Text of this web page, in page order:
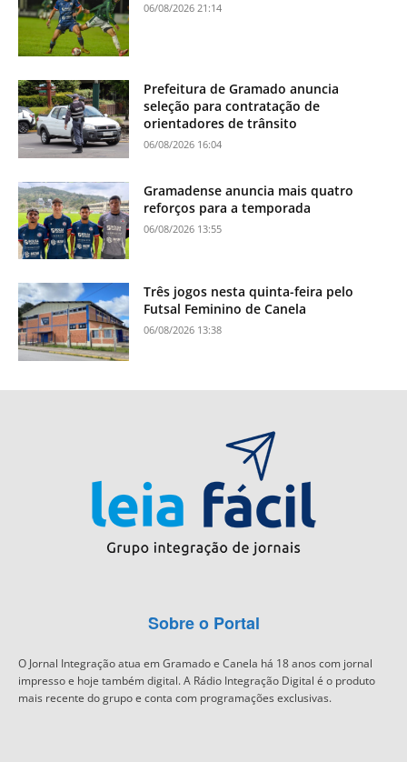
06/08/2026 21:14
Prefeitura de Gramado anuncia
seleção para contratação de
orientadores de trânsito
06/08/2026 16:04
Gramadense anuncia mais quatro
reforços para a temporada
06/08/2026 13:55
Três jogos nesta quinta-feira pelo
Futsal Feminino de Canela
06/08/2026 13:38
Sobre o Portal
O Jornal Integração atua em Gramado e Canela há 18 anos com jornal
impresso e hoje também digital. A Rádio Integração Digital é o produto
mais recente do grupo e conta com programações exclusivas.